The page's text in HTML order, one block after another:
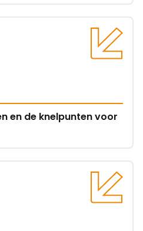
en de knelpunten voor